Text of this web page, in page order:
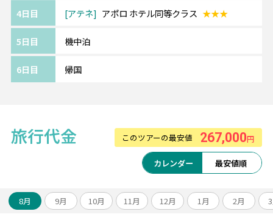
《ツアーアレンジが得意です！》
欧州各都市との周遊アレンジや、宿泊数の変
4日目 アテネ アポロ ホテル同等クラス ★★★
5日目 機中泊
6日目 帰国
旅行代金 このツアーの最安値 267,000円
カレンダー 最安値順
8月 9月 10月 11月 12月 1月 2月